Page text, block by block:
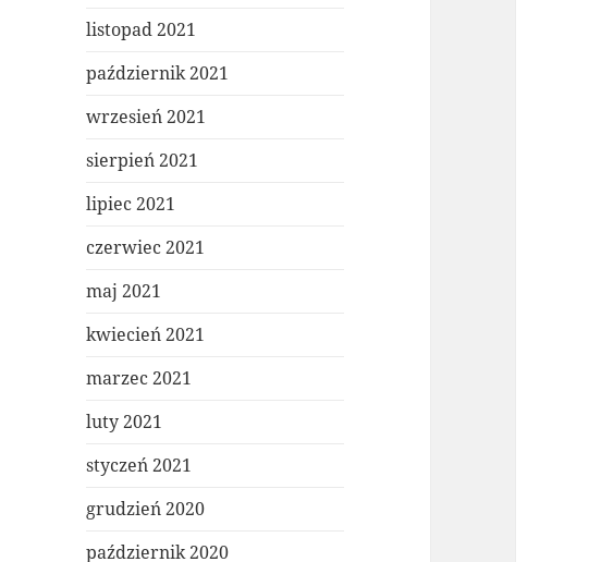
listopad 2021
październik 2021
wrzesień 2021
sierpień 2021
lipiec 2021
czerwiec 2021
maj 2021
kwiecień 2021
marzec 2021
luty 2021
styczeń 2021
grudzień 2020
październik 2020